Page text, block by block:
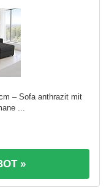
– Sofa anthrazit mit
...
»